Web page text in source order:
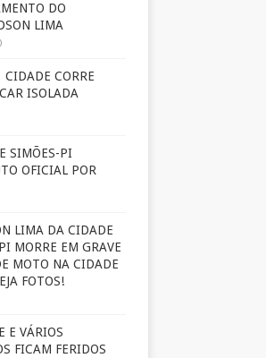
DO
LIMA
CORRE
ISOLADA
SIMÕES-PI
OFICIAL POR
LIMA DA CIDADE
MORRE EM GRAVE
MOTO NA CIDADE
FOTOS!
E VÁRIOS
FICAM FERIDOS